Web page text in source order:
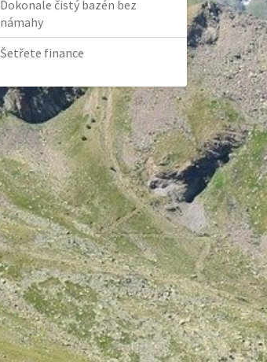
Dokonale čistý bazén bez
námahy
Šetřete finance